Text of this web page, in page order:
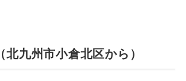
九州市小倉北区から）